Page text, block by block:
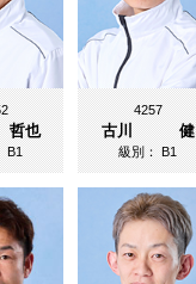
也
B1
4257
古川 健
級別：B1